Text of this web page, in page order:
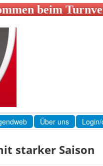
beim
Über uns
starker Saison